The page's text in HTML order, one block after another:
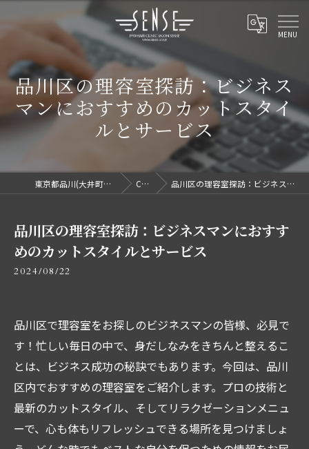
品川区の理容室探訪：ビジネス
マンにおすすめのカットスタイ
ルとサービス
東京都品川(大井町駅/洗足駅)で理容室ならセンス COLUMN 品川区の理容室探訪：ビジネスマンにおすすめのカットスタイルとサービス
品川区の理容室探訪：ビジネスマンにおすす
めのカットスタイルとサービス
2024/08/22
品川区で理容室をお探しのビジネスマンの皆様、必見で
す！忙しい毎日の中で、身だしなみをきちんと整えるこ
とは、ビジネス成功の秘訣でもあります。今回は、品川
区内でおすすめの理容室をご紹介します。プロの技術と
最新のカットスタイル、そしてリラクゼーションメニュ
ーで、心も体もリフレッシュできる場所を見つけましょ